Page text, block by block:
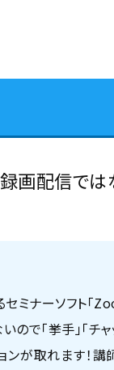
録画配信では
ミナーソフト「
で「挙手」「チ
ンが取れます！